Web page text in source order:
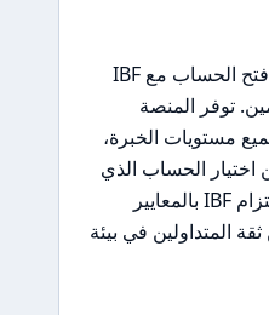
بصفة عامة، تعتبر عملية فتح الحساب مع IBF
توفر المنصة
مستويات الخبرة،
اختيار الحساب الذي
يتناسب مع احتياجاتهم. التزام IBF بالمعايير
ثقة المتداولين في بيئة